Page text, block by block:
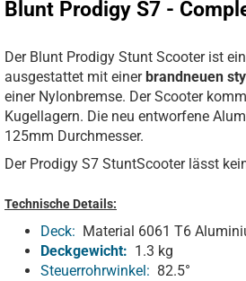
Blunt Prodigy S7 -
Der Blunt Prodigy Stunt Scooter ist
ausgestattet mit einerbrandneuen
einer Nylonbremse. Der Scooter
Kugellagern. Die neu entworfene
125mm Durchmesser.
Der Prodigy S7 StuntScooter lässt
Technische Details:
Deck: Material 6061 T6
Deckgewicht: 1.3 kg
Steuerrohrwinkel: 82.5°